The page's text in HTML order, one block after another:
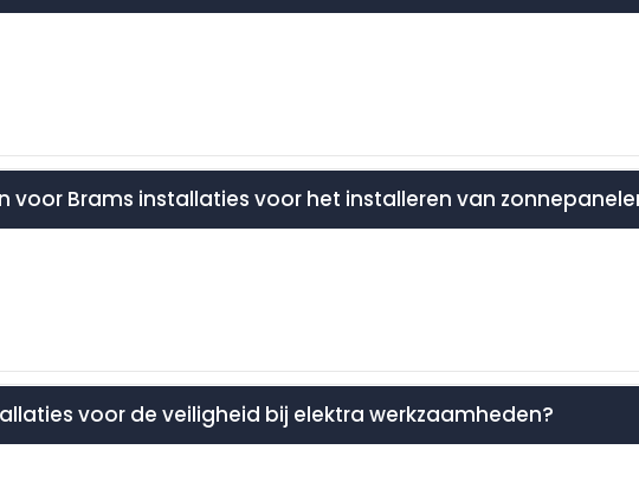
voor Brams installaties voor het installeren van
voor de veiligheid bij elektra werkzaamheden?